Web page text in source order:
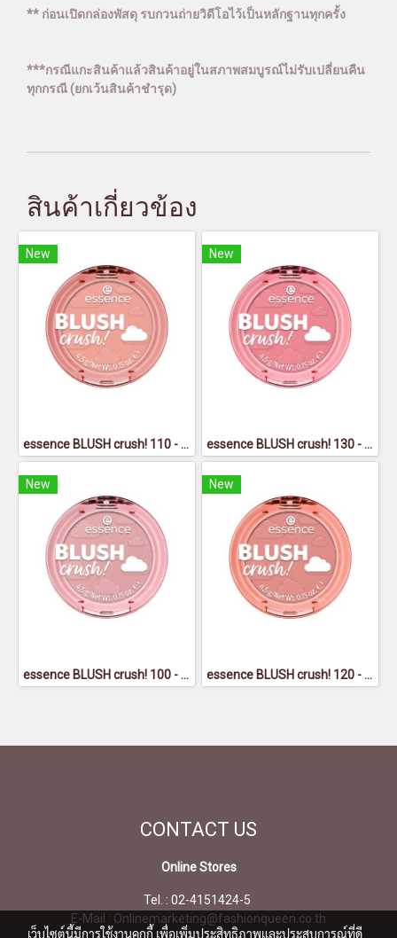
** ก่อนเปิดกล่องพัสดุ รบกวนถ่ายวิดีโอไว้เป็นหลักฐานทุกครั้ง
***กรณีแกะสินค้าแล้วสินค้าอยู่ในสภาพสมบูรณ์ไม่รับเปลี่ยนคืน
ทุกกรณี (ยกเว้นสินค้าชำรุด)
สินค้าเกี่ยวข้อง
New
essence BLUSH crush! 110 - เอสเซนส์ บลัช ครัช 110
New
essence BLUSH crush! 130 - เอสเซนส์ บลัช ครัช 130
New
essence BLUSH crush! 100 - เอสเซนส์ บลัช ครัช 100
New
essence BLUSH crush! 120 - เอสเซนส์ บลัช ครัช 120
CONTACT US
Online Stores
Tel. : 02-4151424-5
E-Mail : Onlinemarketing@fashionqueen.co.th
เว็บไซต์นี้มีการใช้งานคุกกี้ เพื่อเพิ่มประสิทธิภาพและประสบการณ์ที่ดี